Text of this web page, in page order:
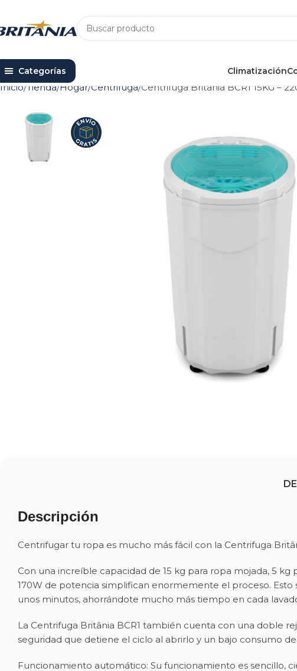
Categorías Climatización
Inicio Tienda Hogar Centrifuga Centrifuga Britania BCR1 15KG –
Descripción
Centrifugar tu ropa es mucho más fácil con la Centrifuga
Con una increíble capacidad de 15 kg para ropa mojada, 5
170W de potencia simplifican enormemente el proceso.
unos minutos, ahorrándote mucho más tiempo en cada
La Centrifuga Britânia BCR1 también cuenta con una doble
seguridad que detiene el ciclo al abrirlo y un bajo consumo
Funcionamiento automático: Su funcionamiento es sencillo,